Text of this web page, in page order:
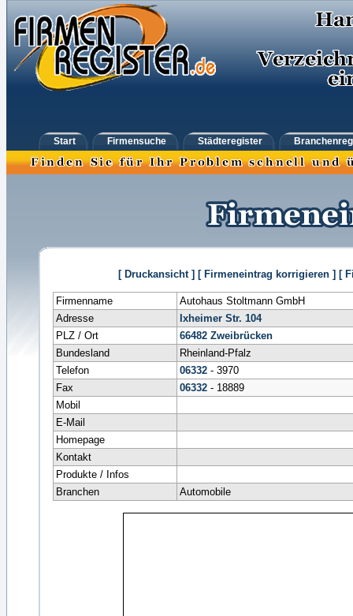
Start Firmensuche Städteregister
[ Druckansicht ] [ Firmeneintrag korrigieren ] [
Firmenname
Autohaus Stoltmann GmbH
Adresse
Ixheimer Str. 104
PLZ / Ort
66482 Zweibrücken
Bundesland
Rheinland-Pfalz
Telefon
06332- 3970
Fax
06332- 18889
Mobil
E-Mail
Homepage
Kontakt
Produkte / Infos
Branchen
Automobile